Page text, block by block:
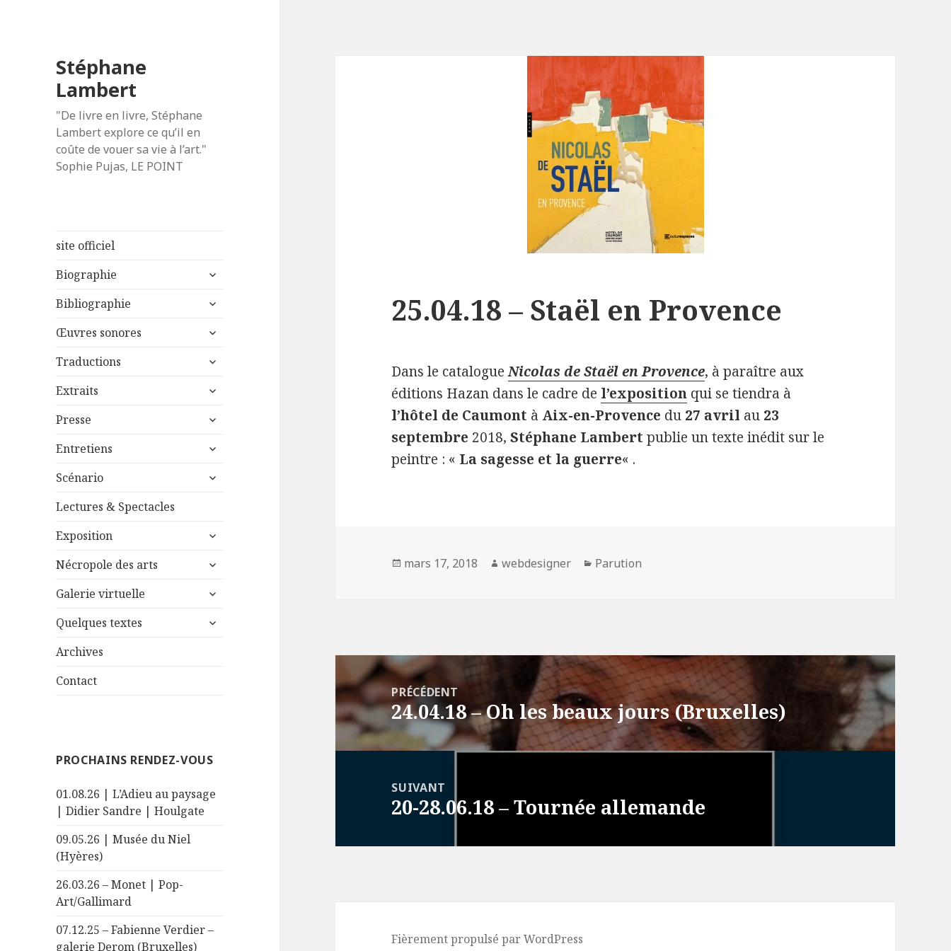
Stéphane
Lambert
"De livre en livre, Stéphane
Lambert explore ce qu’il en
coûte de vouer sa vie à l’art."
Sophie Pujas, LE POINT
site officiel
Biographie
ouvrir
sous-
Bibliographie
ouvrir
sous-
Œuvres sonores
ouvrir
sous-
Traductions
ouvrir
sous-
Extraits
ouvrir
sous-
Presse
ouvrir
sous-
Entretiens
ouvrir
sous-
Scénario
ouvrir
Lectures & Spectacles
Exposition
ouvrir
sous-
Nécropole des arts
ouvrir
sous-
Galerie virtuelle
ouvrir
sous-
Quelques textes
ouvrir
Archives
Contact
PROCHAINS RENDEZ-VOUS
01.08.26 | L’Adieu au paysage
| Didier Sandre | Houlgate
09.05.26 | Musée du Niel
(Hyères)
26.03.26 – Monet | Pop-
Art/Gallimard
07.12.25 – Fabienne Verdier –
galerie Derom (Bruxelles)
25.04.18 – Staël en Provence
Dans le catalogueNicolas de Staël en Provence, à paraître aux
éditions Hazan dans le cadre de l’exposition qui se tiendra à
l’hôtel de Caumont à Aix-en-Provence du 27 avril au 23
septembre 2018,Stéphane Lambert publie un texte inédit sur le
peintre : « La sagesse et la guerre« .
Publié
mars 17, 2018 Auteur
webdesigner Catégories
Parution
Navigation
de
l’article
PRÉCÉDENT
Article
précédent :
24.04.18 – Oh les beaux jours (Bruxelles)
SUIVANT
Article
20-28.06.18 – Tournée allemande
Fièrement propulsé par WordPress